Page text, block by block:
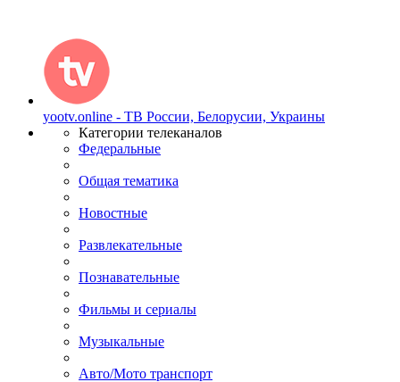
yootv.online - ТВ России, Белорусии, Украины
Категории телеканалов
Федеральные
Общая тематика
Новостные
Развлекательные
Познавательные
Фильмы и сериалы
Музыкальные
Авто/Мото транспорт